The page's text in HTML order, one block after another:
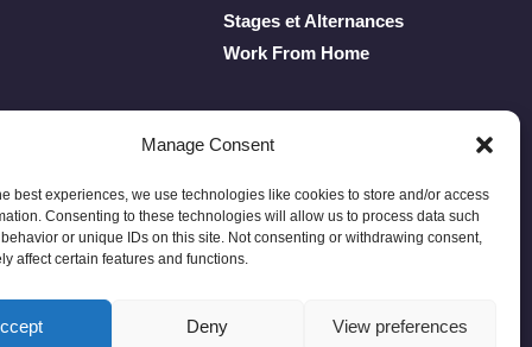
Manage Consent
best experiences, we use technologies like cookies to store and/or access
Consenting to these technologies will allow us to process data such
or unique IDs on this site. Not consenting or withdrawing consent,
affect certain features and functions.
Deny View preferences
Stages et Alternances
Work From Home
Privacy PolicyTerms of Service